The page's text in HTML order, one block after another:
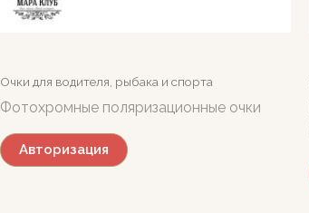
Очки для водителя, рыбака и спорта
Фотохромные поляризационные очки
Авторизация